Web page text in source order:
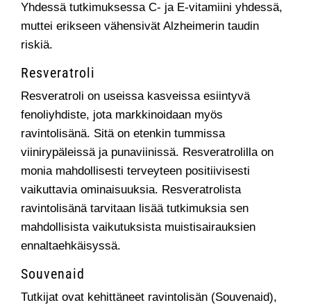
Yhdessä tutkimuksessa C- ja E-vitamiini yhdessä,
muttei erikseen vähensivät Alzheimerin taudin
riskiä.
Resveratroli
Resveratroli on useissa kasveissa esiintyvä
fenoliyhdiste, jota markkinoidaan myös
ravintolisänä. Sitä on etenkin tummissa
viinirypäleissä ja punaviinissä. Resveratrolilla on
monia mahdollisesti terveyteen positiivisesti
vaikuttavia ominaisuuksia. Resveratrolista
ravintolisänä tarvitaan lisää tutkimuksia sen
mahdollisista vaikutuksista muistisairauksien
ennaltaehkäisyssä.
Souvenaid
Tutkijat ovat kehittäneet ravintolisän (Souvenaid),